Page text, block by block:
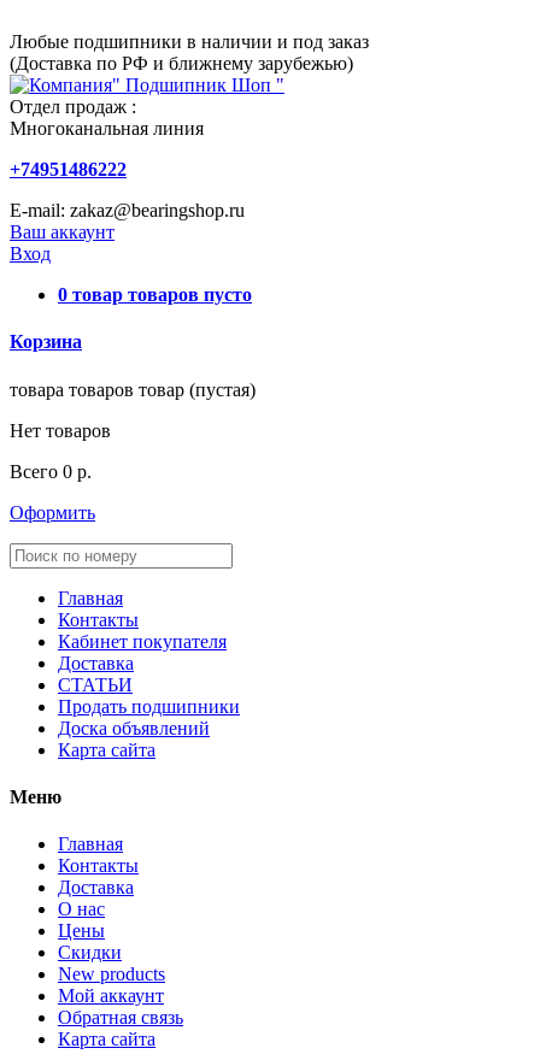
Любые подшипники в наличии и под заказ
(Доставка по РФ и ближнему зарубежью)
Отдел продаж :
Многоканальная линия
+74951486222
E-mail: zakaz@bearingshop.ru
Ваш аккаунт
Вход
0 товар товаров пусто
Корзина
товара товаров товар (пустая)
Нет товаров
Всего 0 р.
Оформить
Главная
Контакты
Кабинет покупателя
Доставка
СТАТЬИ
Продать подшипники
Доска объявлений
Карта сайта
Меню
Главная
Контакты
Доставка
О нас
Цены
Скидки
New products
Мой аккаунт
Обратная связь
Карта сайта